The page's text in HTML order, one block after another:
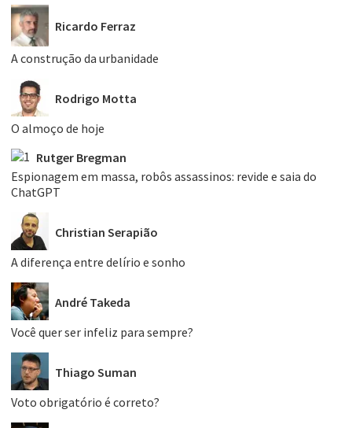
Ricardo Ferraz
A construção da urbanidade
Rodrigo Motta
O almoço de hoje
Rutger Bregman
Espionagem em massa, robôs assassinos: revide e saia do
ChatGPT
Christian Serapião
A diferença entre delírio e sonho
André Takeda
Você quer ser infeliz para sempre?
Thiago Suman
Voto obrigatório é correto?